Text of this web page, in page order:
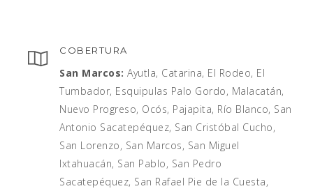
COBERTURA
San Marcos: Ayutla, Catarina, El Rodeo, El
Tumbador, Esquipulas Palo Gordo, Malacatán,
Nuevo Progreso, Ocós, Pajapita, Río Blanco, San
Antonio Sacatepéquez, San Cristóbal Cucho,
San Lorenzo, San Marcos, San Miguel
Ixtahuacán, San Pablo, San Pedro
Sacatepéquez, San Rafael Pie de la Cuesta,